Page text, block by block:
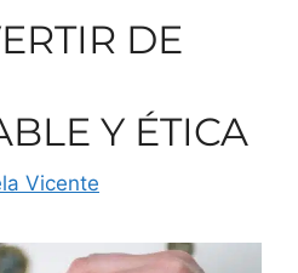
DE
Y ÉTICA
Vicente